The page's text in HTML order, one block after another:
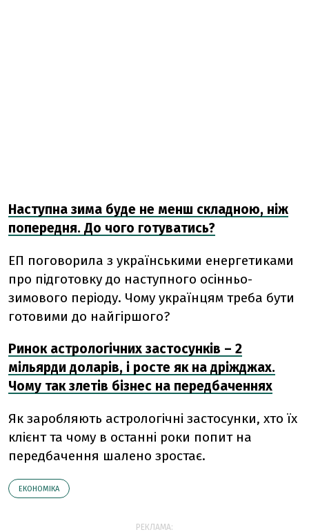
Наступна зима буде не менш складною, ніж
попередня. До чого готуватись?
ЕП поговорила з українськими енергетиками
про підготовку до наступного осінньо-
зимового періоду. Чому українцям треба бути
готовими до найгіршого?
Ринок астрологічних застосунків – 2
мільярди доларів, і росте як на дріжджах.
Чому так злетів бізнес на передбаченнях
Як заробляють астрологічні застосунки, хто їх
клієнт та чому в останні роки попит на
передбачення шалено зростає.
ЕКОНОМІКА
РЕКЛАМА: